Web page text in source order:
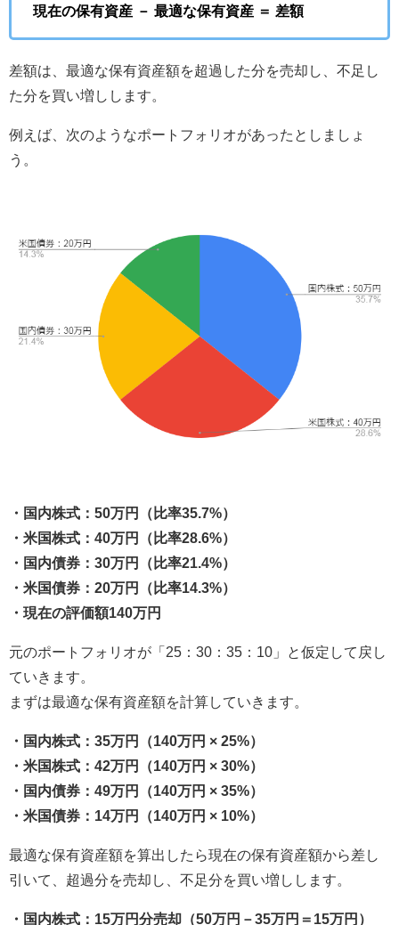
現在の保有資産 － 最適な保有資産 ＝ 差額
差額は、最適な保有資産額を超過した分を売却し、不足し
た分を買い増しします。
例えば、次のようなポートフォリオがあったとしましょ
う。
・国内株式：50万円（比率35.7%）
・米国株式：40万円（比率28.6%）
・国内債券：30万円（比率21.4%）
・米国債券：20万円（比率14.3%）
・現在の評価額140万円
元のポートフォリオが「25：30：35：10」と仮定して戻し
ていきます。
まずは最適な保有資産額を計算していきます。
・国内株式：35万円（140万円 × 25%）
・米国株式：42万円（140万円 × 30%）
・国内債券：49万円（140万円 × 35%）
・米国債券：14万円（140万円 × 10%）
最適な保有資産額を算出したら現在の保有資産額から差し
引いて、超過分を売却し、不足分を買い増しします。
・国内株式：15万円分売却（50万円－35万円＝15万円）